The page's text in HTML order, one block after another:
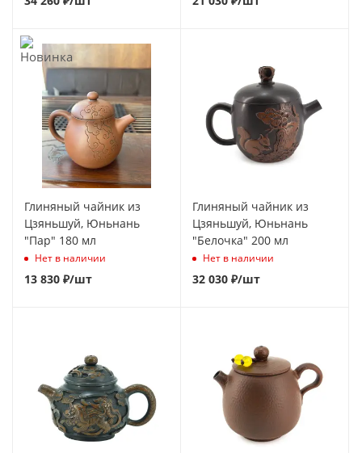
Глиняный чайник из
Цзяньшуй, Юньнань
"Пар" 180 мл
Нет в наличии
13 830 ₽/шт
Глиняный чайник из
Цзяньшуй, Юньнань
"Белочка" 200 мл
Нет в наличии
32 030 ₽/шт